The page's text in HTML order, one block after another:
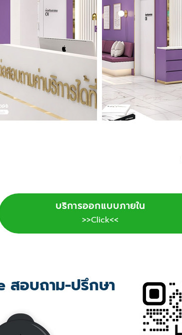
บริการออกแบบภายใน
>>Click<<
สอบถาม-ปรึกษา